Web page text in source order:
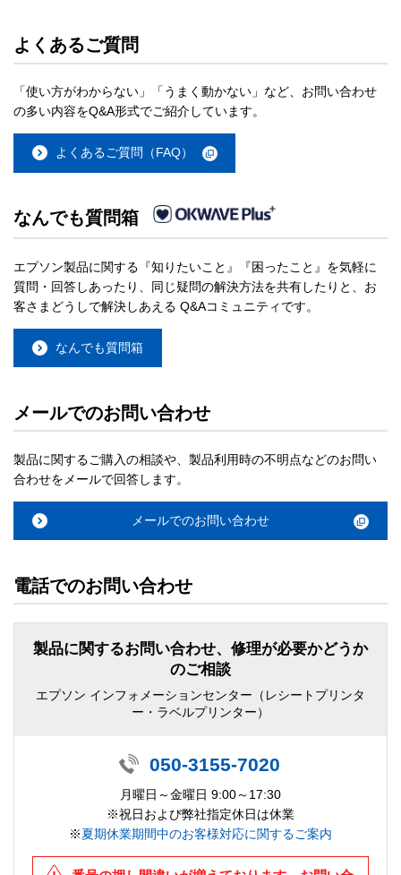
よくあるご質問
「使い方がわからない」「うまく動かない」など、お問い合わせ
の多い内容をQ&A形式でご紹介しています。
よくあるご質問（FAQ）
なんでも質問箱
エプソン製品に関する『知りたいこと』『困ったこと』を気軽に
質問・回答しあったり、同じ疑問の解決方法を共有したりと、お
客さまどうしで解決しあえる Q&Aコミュニティです。
なんでも質問箱
メールでのお問い合わせ
製品に関するご購入の相談や、製品利用時の不明点などのお問い
合わせをメールで回答します。
メールでのお問い合わせ
電話でのお問い合わせ
製品に関するお問い合わせ、修理が必要かどうか
のご相談
エプソン インフォメーションセンター（レシートプリンタ
ー・ラベルプリンター）
050-3155-7020
月曜日～金曜日 9:00～17:30
※祝日および弊社指定休日は休業
※夏期休業期間中のお客様対応に関するご案内